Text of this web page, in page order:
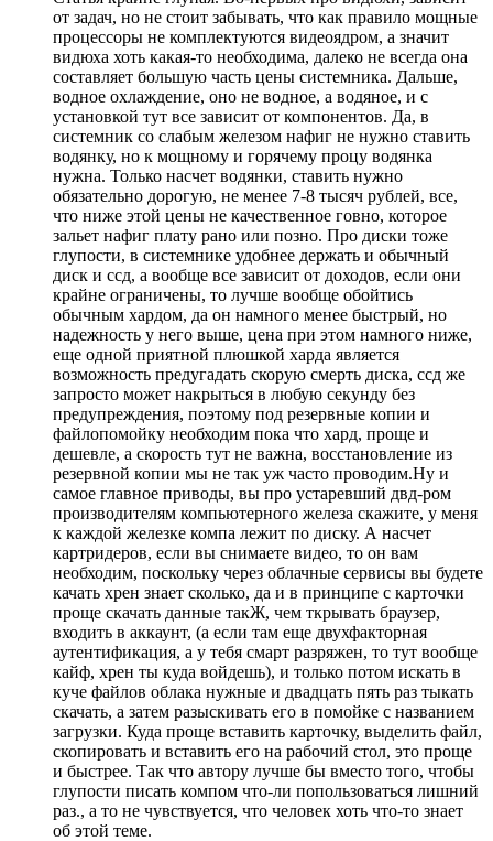
от задач, но не стоит забывать, что как правило мощные
процессоры не комплектуются видеоядром, а значит
видюха хоть какая-то необходима, далеко не всегда она
составляет большую часть цены системника. Дальше,
водное охлаждение, оно не водное, а водяное, и с
установкой тут все зависит от компонентов. Да, в
системник со слабым железом нафиг не нужно ставить
водянку, но к мощному и горячему процу водянка
нужна. Только насчет водянки, ставить нужно
обязательно дорогую, не менее 7-8 тысяч рублей, все,
что ниже этой цены не качественное говно, которое
зальет нафиг плату рано или позно. Про диски тоже
глупости, в системнике удобнее держать и обычный
диск и ссд, а вообще все зависит от доходов, если они
крайне ограничены, то лучше вообще обойтись
обычным хардом, да он намного менее быстрый, но
надежность у него выше, цена при этом намного ниже,
еще одной приятной плюшкой харда является
возможность предугадать скорую смерть диска, ссд же
запросто может накрыться в любую секунду без
предупреждения, поэтому под резервные копии и
файлопомойку необходим пока что хард, проще и
дешевле, а скорость тут не важна, восстановление из
резервной копии мы не так уж часто проводим.Ну и
самое главное приводы, вы про устаревший двд-ром
производителям компьютерного железа скажите, у меня
к каждой железке компа лежит по диску. А насчет
картридеров, если вы снимаете видео, то он вам
необходим, поскольку через облачные сервисы вы будете
качать хрен знает сколько, да и в принципе с карточки
проще скачать данные такЖ, чем ткрывать браузер,
входить в аккаунт, (а если там еще двухфакторная
аутентификация, а у тебя смарт разряжен, то тут вообще
кайф, хрен ты куда войдешь), и только потом искать в
куче файлов облака нужные и двадцать пять раз тыкать
скачать, а затем разыскивать его в помойке с названием
загрузки. Куда проще вставить карточку, выделить файл,
скопировать и вставить его на рабочий стол, это проще
и быстрее. Так что автору лучше бы вместо того, чтобы
глупости писать компом что-ли попользоваться лишний
раз., а то не чувствуется, что человек хоть что-то знает
об этой теме.